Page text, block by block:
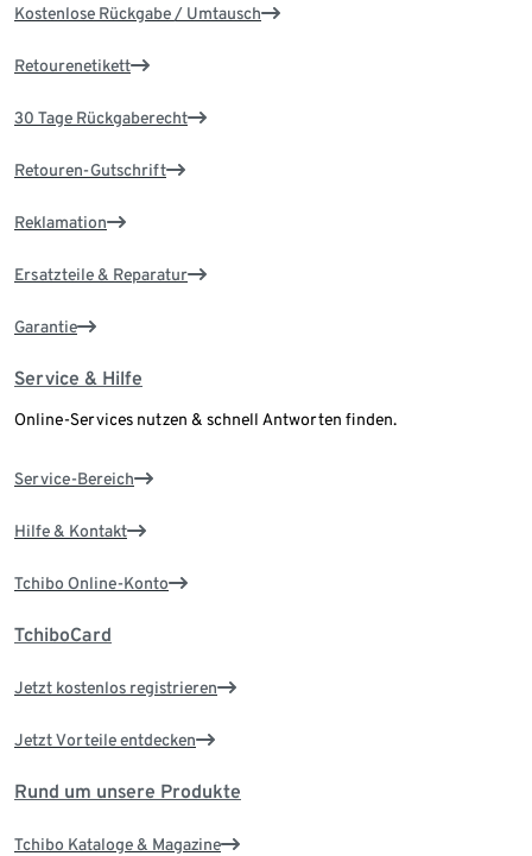
Kostenlose Rückgabe / Umtausch
Retourenetikett
30 Tage Rückgaberecht
Retouren-Gutschrift
Reklamation
Ersatzteile & Reparatur
Garantie
Service & Hilfe
Online-Services nutzen & schnell Antworten finden.
Service-Bereich
Hilfe & Kontakt
Tchibo Online-Konto
TchiboCard
Jetzt kostenlos registrieren
Jetzt Vorteile entdecken
Rund um unsere Produkte
Tchibo Kataloge & Magazine